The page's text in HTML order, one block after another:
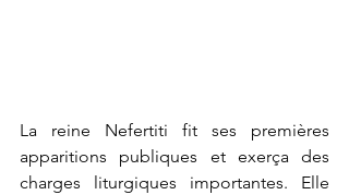
La reine Nefertiti fit ses premières
apparitions publiques et exerça des
charges liturgiques importantes. Elle